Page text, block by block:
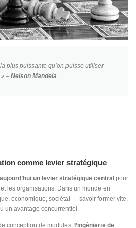
plus puissante qu’on puisse utiliser
– Nelson Mandela
comme levier stratégique
un levier stratégique central pour
les organisations. Dans un monde en
économique, sociétal — savoir former vite,
un avantage concurrentiel.
conception de modules, l’ingénierie de